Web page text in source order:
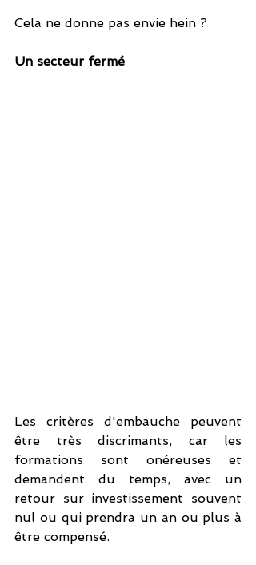
Cela ne donne pas envie hein ?
Un secteur fermé
Les critères d'embauche peuvent
être très discrimants, car les
formations sont onéreuses et
demandent du temps, avec un
retour sur investissement souvent
nul ou qui prendra un an ou plus à
être compensé.